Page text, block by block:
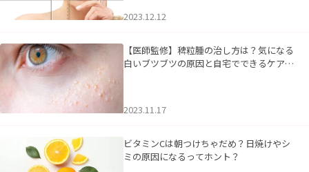
2023.12.12
【医師監修】稗粒腫の治し方は？気になる
白いブツブツの原因と自宅でできるケアに
2023.11.17
ビタミンCは朝つけちゃだめ？日焼けやシ
ミの原因になるってホント？